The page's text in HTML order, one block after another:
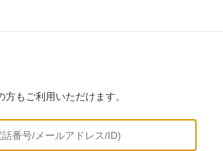
もご利用いただけます。